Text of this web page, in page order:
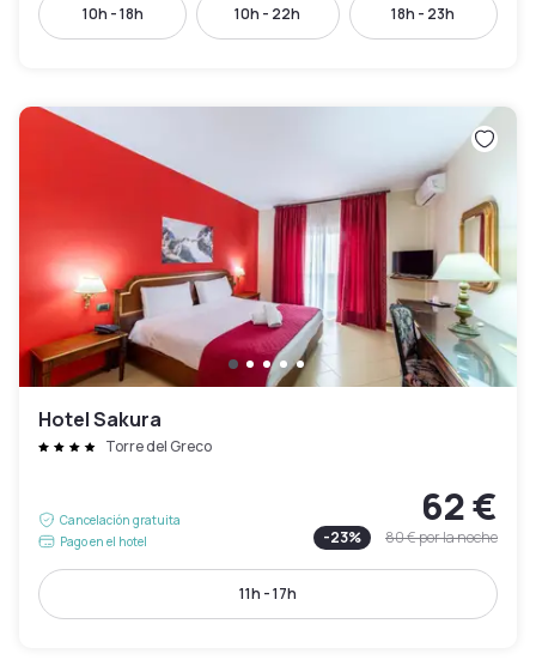
10h - 18h 10h - 22h 18h - 23h
Hotel Sakura
Torre del Greco
Cancelación gratuita
Pago en el hotel
62 €
-23% 80 €por la noche
11h - 17h